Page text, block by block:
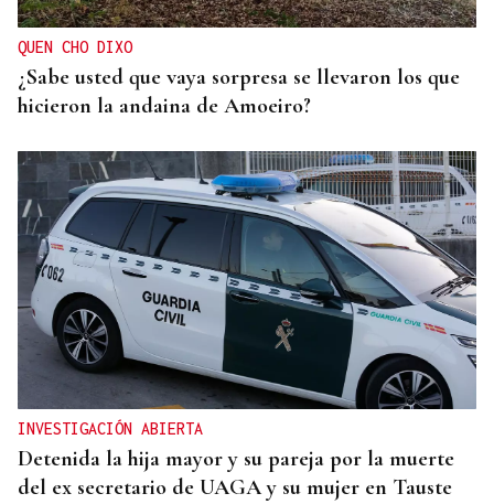
QUEN CHO DIXO
¿Sabe usted que vaya sorpresa se llevaron los que
hicieron la andaina de Amoeiro?
INVESTIGACIÓN ABIERTA
Detenida la hija mayor y su pareja por la muerte
del ex secretario de UAGA y su mujer en Tauste